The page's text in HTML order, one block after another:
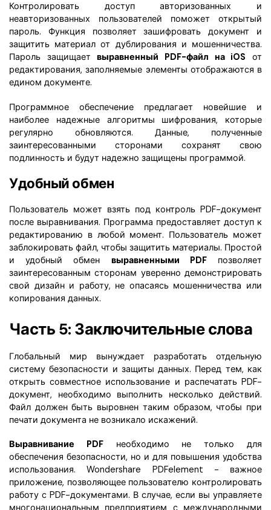
Контролировать доступ авторизованных и
неавторизованных пользователей поможет открытый
пароль. Функция позволяет зашифровать документ и
защитить материал от дублирования и мошенничества.
Пароль защищаетвыравненный PDF-файл на iOS от
редактирования, заполняемые элементы отображаются в
едином документе.
Программное обеспечение предлагает новейшие и
наиболее надежные алгоритмы шифрования, которые
регулярно обновляются. Данные, полученные
заинтересованными сторонами сохранят свою
подлинность и будут надежно защищены программой.
Удобный обмен
Пользователь может взять под контроль PDF-документ
после выравнивания. Программа предоставляет доступ к
редактированию в любой момент. Пользователь может
заблокировать файл, чтобы защитить материалы. Простой
и удобный обмен выравненными PDFпозволяет
заинтересованным сторонам уверенно демонстрировать
свой дизайн и работу, не опасаясь мошенничества или
копирования данных.
Часть 5: Заключительные слова
Глобальный мир вынуждает разработать отдельную
систему безопасности и защиты данных. Перед тем, как
открыть совместное использование и распечатать PDF-
документ, необходимо выполнить несколько действий.
Файл должен быть выровнен таким образом, чтобы при
печати документа не возникало искажений.
Выравнивание PDFнеобходимо не только для
обеспечения безопасности, но и для повышения удобства
использования. Wondershare PDFelement - важное
приложение, позволяющее пользователю контролировать
работу с PDF-документами. В случае, если вы управляете
многонациональным предприятием с международными